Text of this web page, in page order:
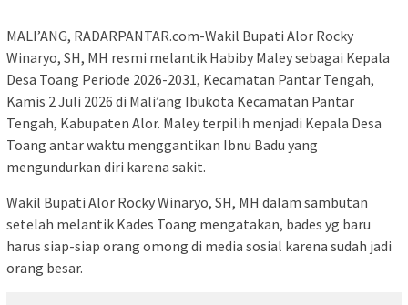
MALI’ANG, RADARPANTAR.com-Wakil Bupati Alor Rocky
Winaryo, SH, MH resmi melantik Habiby Maley sebagai Kepala
Desa Toang Periode 2026-2031, Kecamatan Pantar Tengah,
Kamis 2 Juli 2026 di Mali’ang Ibukota Kecamatan Pantar
Tengah, Kabupaten Alor. Maley terpilih menjadi Kepala Desa
Toang antar waktu menggantikan Ibnu Badu yang
mengundurkan diri karena sakit.
Wakil Bupati Alor Rocky Winaryo, SH, MH dalam sambutan
setelah melantik Kades Toang mengatakan, bades yg baru
harus siap-siap orang omong di media sosial karena sudah jadi
orang besar.